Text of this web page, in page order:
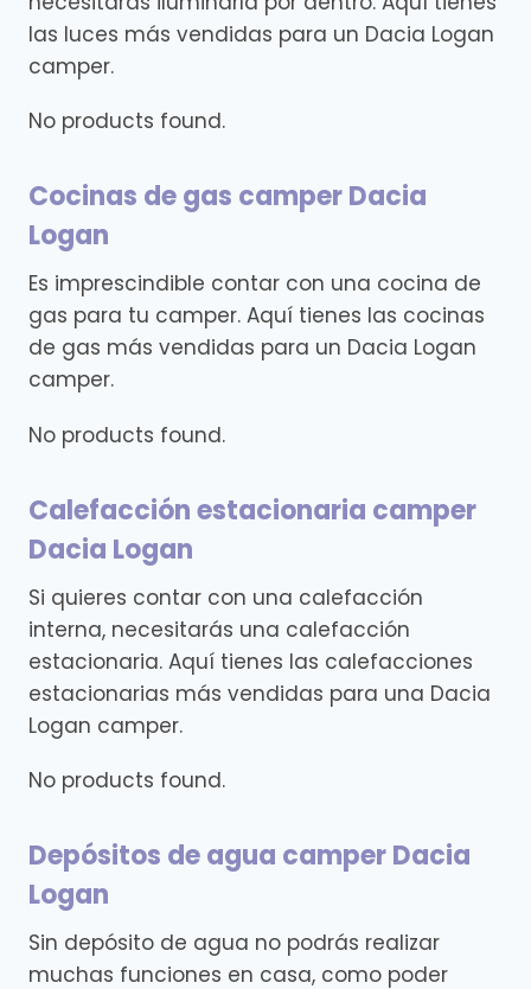
las luces más vendidas para un Dacia Logan
camper.
No products found.
Cocinas de gas camper Dacia
Logan
Es imprescindible contar con una cocina de
gas para tu camper. Aquí tienes las cocinas
de gas más vendidas para un Dacia Logan
camper.
No products found.
Calefacción estacionaria camper
Dacia Logan
Si quieres contar con una calefacción
interna, necesitarás una calefacción
estacionaria. Aquí tienes las calefacciones
estacionarias más vendidas para una Dacia
Logan camper.
No products found.
Depósitos de agua camper Dacia
Logan
Sin depósito de agua no podrás realizar
muchas funciones en casa, como poder